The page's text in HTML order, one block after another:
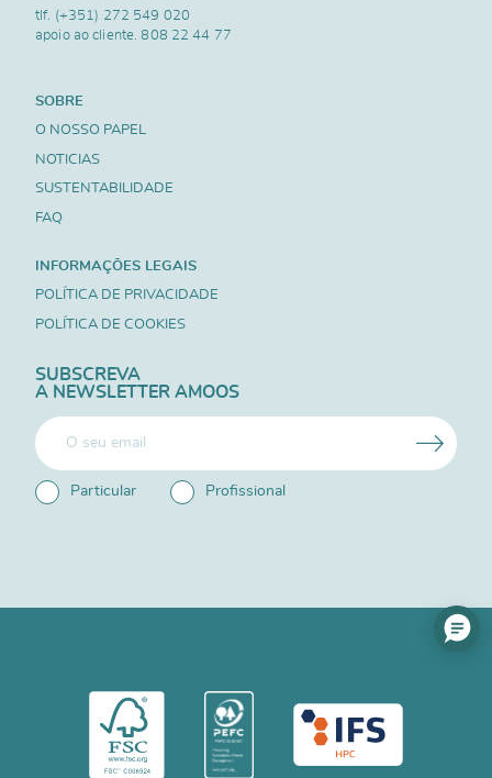
tlf. (+351) 272 549 020
apoio ao cliente.808 22 44 77
SOBRE
O NOSSO PAPEL
NOTICIAS
SUSTENTABILIDADE
FAQ
INFORMAÇÕES LEGAIS
POLÍTICA DE PRIVACIDADE
POLÍTICA DE COOKIES
SUBSCREVA
A NEWSLETTER AMOOS
Particular Profissional